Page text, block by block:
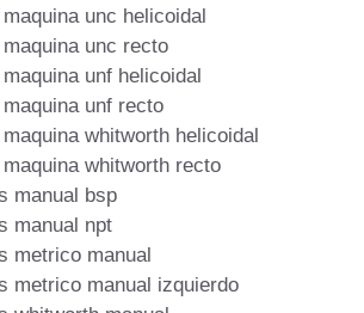
unc helicoidal
maquina unc recto
unf helicoidal
maquina unf recto
whitworth helicoidal
maquina whitworth recto
manual bsp
manual npt
metrico manual
metrico manual izquierdo